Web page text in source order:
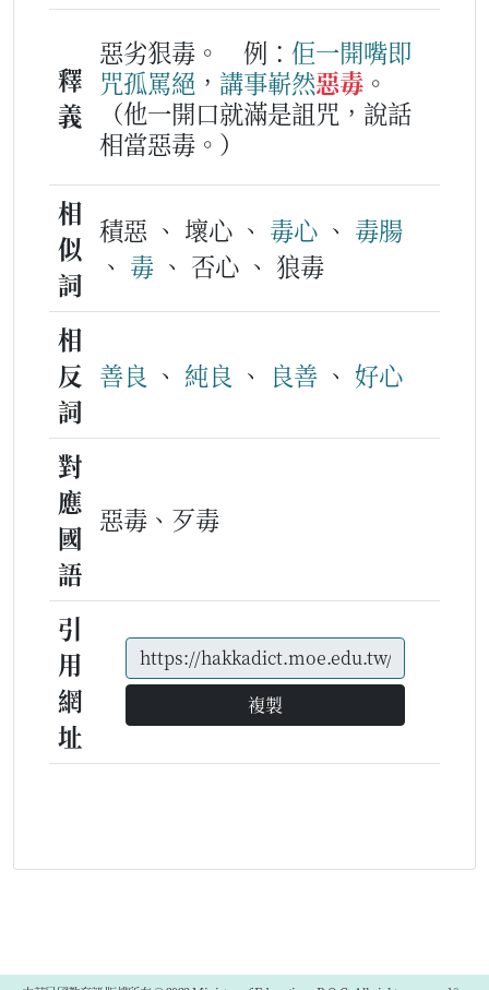
釋
義
惡劣狠毒。 例： 佢一開嘴即
咒孤罵絕 ， 講事嶄然惡毒 。
（他一開口就滿是詛咒，說話
相當惡毒。）
相
似
詞
積惡 、 壞心 、 毒心 、 毒腸
、 毒 、 否心 、 狼毒
相
反
詞
善良 、 純良 、 良善 、 好心
對
應
國
語
惡毒、歹毒
引
用
網
址
複製